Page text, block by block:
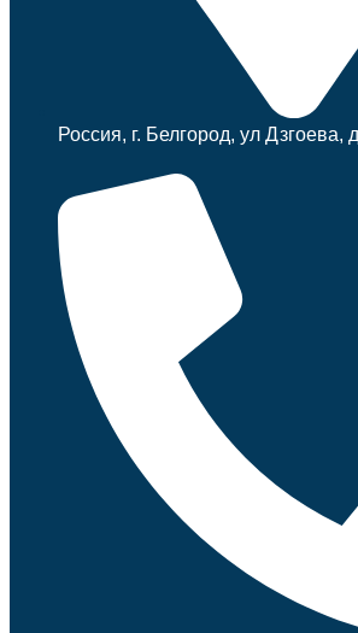
Россия, г. Белгород, ул Дзгоева,